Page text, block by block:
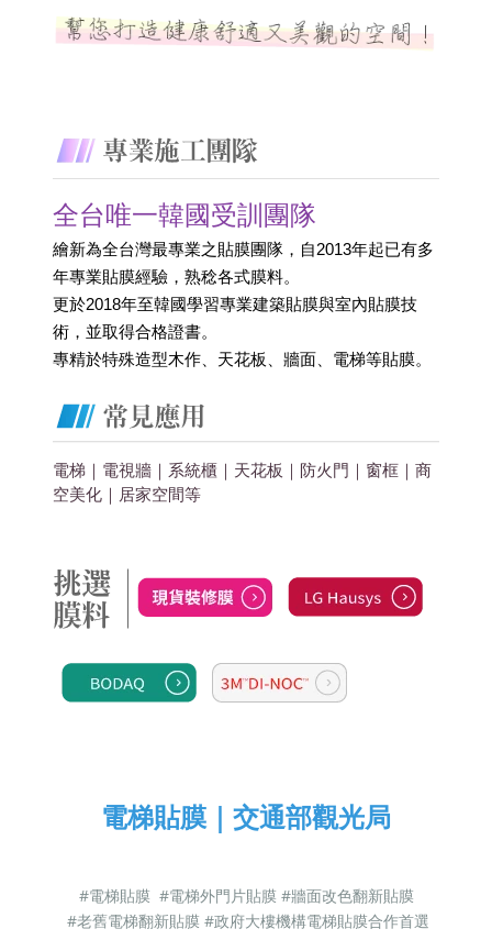
全台唯一韓國受訓團隊
繪新為全台灣最專業之貼膜團隊，自2013年起已有多
年專業貼膜經驗，熟稔各式膜料。
更於2018年至韓國學習專業建築貼膜與室內貼膜技
術，並取得合格證書。
專精於特殊造型木作、天花板、牆面、電梯等貼膜。
電梯｜電視牆｜系統櫃｜天花板｜防火門｜窗框｜商
空美化 ｜居家空間等
電梯貼膜｜交通部觀光局
#電梯貼膜 #電梯外門片貼膜 #牆面改色翻新貼膜
#老舊電梯翻新貼膜 #政府大樓機構電梯貼膜合作首選